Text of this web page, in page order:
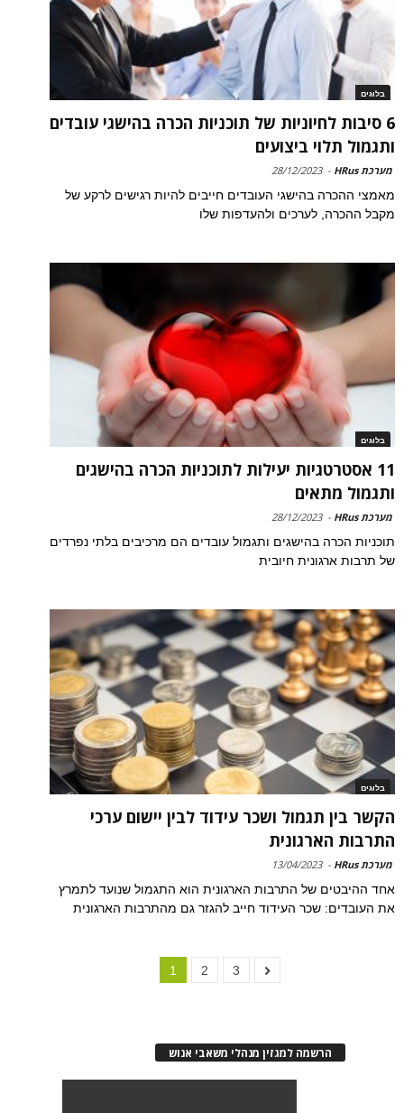
בלוגים
6 סיבות לחיוניות של תוכניות הכרה בהישגי עובדים
ותגמול תלוי ביצועים
מערכת HRus -
28/12/2023
מאמצי ההכרה בהישגי העובדים חייבים להיות רגישים לרקע של
מקבל ההכרה, לערכים ולהעדפות שלו
בלוגים
11 אסטרטגיות יעילות לתוכניות הכרה בהישגים
ותגמול מתאים
מערכת HRus -
28/12/2023
תוכניות הכרה בהישגים ותגמול עובדים הם מרכיבים בלתי נפרדים
של תרבות ארגונית חיובית
בלוגים
הקשר בין תגמול ושכר עידוד לבין יישום ערכי
התרבות הארגונית
מערכת HRus -
13/04/2023
אחד ההיבטים של התרבות הארגונית הוא התגמול שנועד לתמרץ
את העובדים: שכר העידוד חייב להגזר גם מהתרבות הארגונית
1 2 3
הרשמה למגזין מנהלי משאבי אנוש